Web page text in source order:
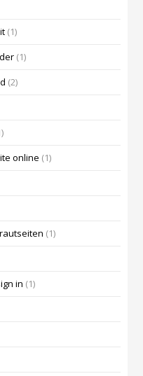
(1)
(1)
(2)
online (1)
(1)
in (1)